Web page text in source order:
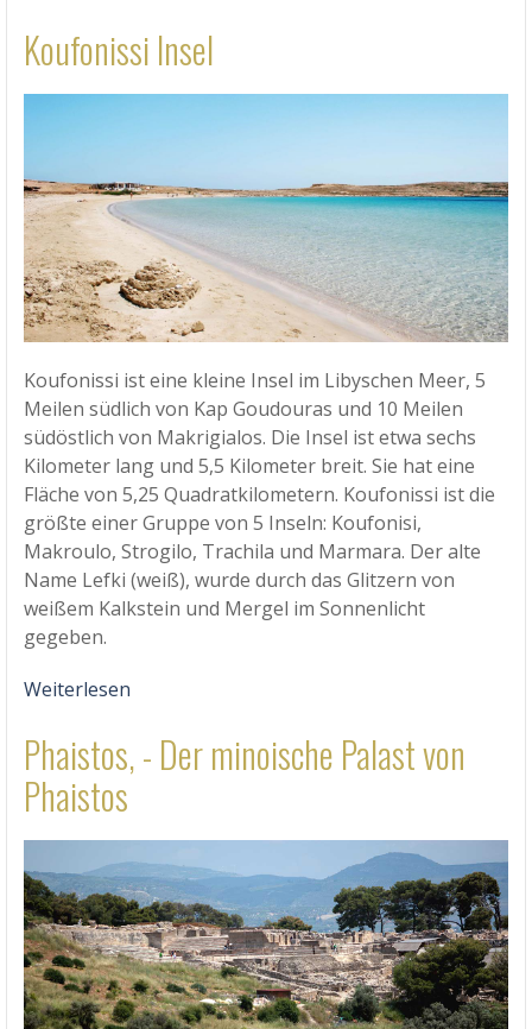
Koufonissi Insel
Koufonissi ist eine kleine Insel im Libyschen Meer, 5
Meilen südlich von Kap Goudouras und 10 Meilen
südöstlich von Makrigialos. Die Insel ist etwa sechs
Kilometer lang und 5,5 Kilometer breit. Sie hat eine
Fläche von 5,25 Quadratkilometern. Koufonissi ist die
größte einer Gruppe von 5 Inseln: Koufonisi,
Makroulo, Strogilo, Trachila und Marmara. Der alte
Name Lefki (weiß), wurde durch das Glitzern von
weißem Kalkstein und Mergel im Sonnenlicht
gegeben.
Weiterlesen
Phaistos, - Der minoische Palast von
Phaistos